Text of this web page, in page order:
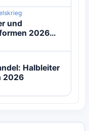
und
2026
Halbleiter
2026